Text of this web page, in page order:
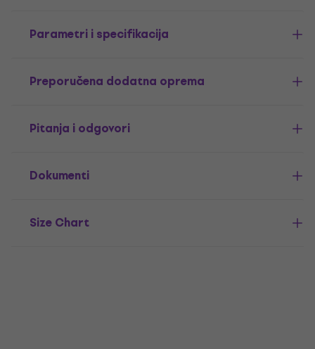
Parametri i specifikacija
Preporučena dodatna oprema
Pitanja i odgovori
Dokumenti
Size Chart